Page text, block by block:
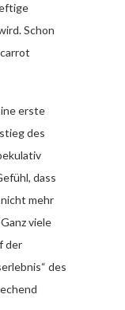
Schon
erste
des
dass
mehr
viele
der
des